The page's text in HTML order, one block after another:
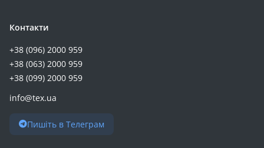
Контакти
+38 (096) 2000 959
+38 (063) 2000 959
+38 (099) 2000 959
info@tex.ua
Пишіть в Телеграм